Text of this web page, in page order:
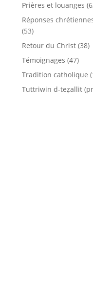
Prières et louanges
Réponses
(53)
Retour du Christ(38)
Témoignages (47)
Tradition catholique
Tuttriwin d-teẓallit